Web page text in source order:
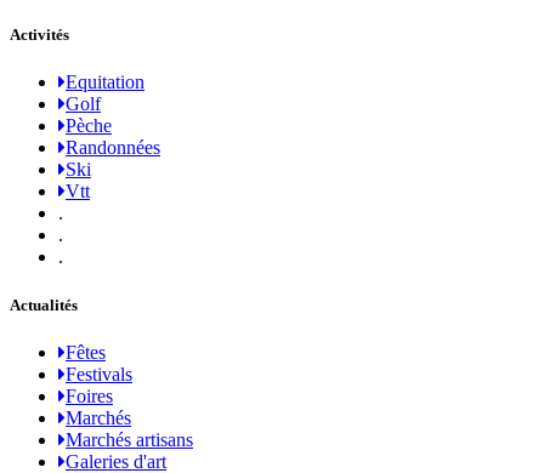
Activités
Equitation
Golf
Pèche
Randonnées
Ski
Vtt
.
.
.
Actualités
Fêtes
Festivals
Foires
Marchés
Marchés artisans
Galeries d'art